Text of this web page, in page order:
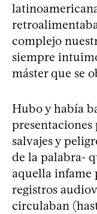
complejo
siempre
máster que se
Hubo y había
presentaciones
salvajes y
de la palabra-
aquella infame
registros
circulaban